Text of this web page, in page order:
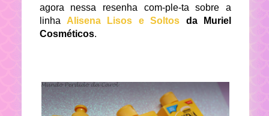
agora nessa resenha com-ple-ta sobre a
linha Alisena Lisos e Soltos da Muriel
Cosméticos.